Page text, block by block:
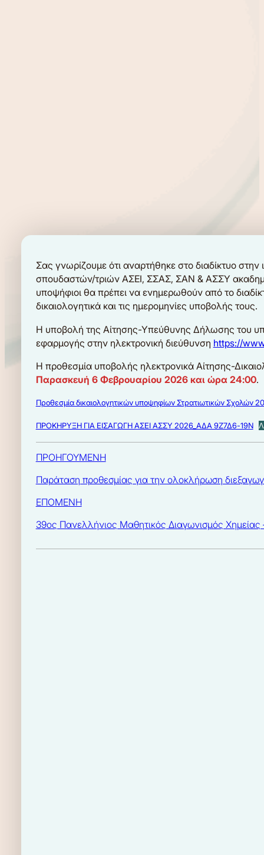
Σας γνωρίζουμε ότι αναρτήθηκε στο διαδίκτυο
σπουδαστών/τριών ΑΣΕΙ, ΣΣΑΣ, ΣΑΝ & ΑΣΣΥ
υποψήφιοι θα πρέπει να ενημερωθούν από το
δικαιολογητικά και τις ημερομηνίες υποβολής τους.
H υποβολή της Αίτησης-Υπεύθυνης Δήλωσης του
εφαρμογής στην ηλεκτρονική διεύθυνση https://
Η προθεσμία υποβολής ηλεκτρονικά Αίτησης-
Παρασκευή 6 Φεβρουαρίου 2026 και ώρα 24:00.
Προθεσμία δικαιολογητικών υποψηφίων Στρατιωτικών Σχολών
ΠΡΟΚΗΡΥΞΗ ΓΙΑ ΕΙΣΑΓΩΓΗ ΑΣΕΙ ΑΣΣΥ 2026_ΑΔΑ 9Ζ7Δ6-19Ν
ΠΡΟΗΓΟΥΜΕΝΗ
Παράταση προθεσμίας για την ολοκλήρωση
ΕΠΟΜΕΝΗ
39ος Πανελλήνιος Μαθητικός Διαγωνισμός